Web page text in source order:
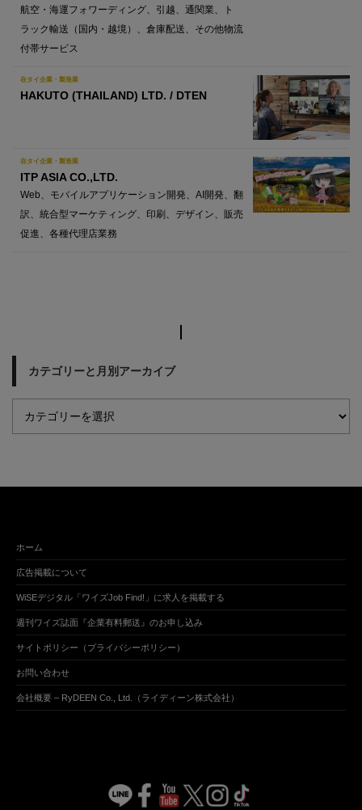
航空・海運フォワーディング、引越、通関業、ト
ラック輸送（国内・越境）、倉庫配送、その他物流
付帯サービス
在タイ企業・製造業
HAKUTO (THAILAND) LTD. / DTEN
在タイ企業・製造業
ITP ASIA CO.,LTD.
Web、モバイルアプリケーション開発、AI開発、翻
訳、統合型マーケティング、印刷、デザイン、販売
促進、各種代理店業務
カテゴリーと月別アーカイブ
ホーム
広告掲載について
WiSEデジタル「ワイズJob Find!」に求人を掲載する
週刊ワイズ誌面『企業有料郵送』のお申し込み
サイトポリシー（プライバシーポリシー）
お問い合わせ
会社概要 – RyDEEN Co., Ltd.（ライディーン株式会社）